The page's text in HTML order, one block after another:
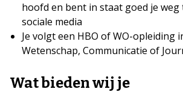
hoofd en bent in staat goed je weg
sociale media
Je volgt een HBO of WO-opleiding
Wetenschap, Communicatie of
Wat bieden wij je